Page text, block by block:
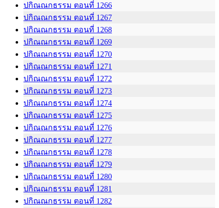
ปกิณณกธรรม ตอนที่ 1266
ปกิณณกธรรม ตอนที่ 1267
ปกิณณกธรรม ตอนที่ 1268
ปกิณณกธรรม ตอนที่ 1269
ปกิณณกธรรม ตอนที่ 1270
ปกิณณกธรรม ตอนที่ 1271
ปกิณณกธรรม ตอนที่ 1272
ปกิณณกธรรม ตอนที่ 1273
ปกิณณกธรรม ตอนที่ 1274
ปกิณณกธรรม ตอนที่ 1275
ปกิณณกธรรม ตอนที่ 1276
ปกิณณกธรรม ตอนที่ 1277
ปกิณณกธรรม ตอนที่ 1278
ปกิณณกธรรม ตอนที่ 1279
ปกิณณกธรรม ตอนที่ 1280
ปกิณณกธรรม ตอนที่ 1281
ปกิณณกธรรม ตอนที่ 1282